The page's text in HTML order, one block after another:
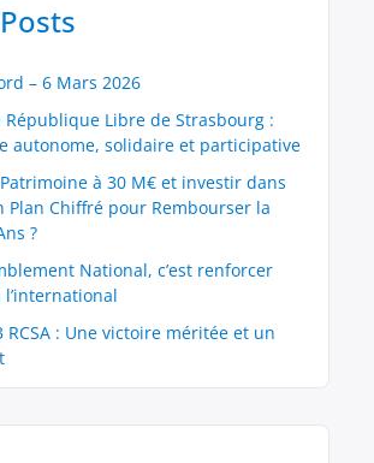
– 6 Mars 2026
République Libre de Strasbourg :
autonome, solidaire et participative
à 30 M€ et investir dans
Plan Chiffré pour Rembourser la
?
National, c’est renforcer
l’international
RCSA : Une victoire méritée et un